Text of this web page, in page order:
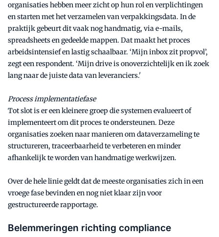
organisaties hebben meer zicht op hun rol en verplichtingen
en starten met het verzamelen van verpakkingsdata. In de
praktijk gebeurt dit vaak nog handmatig, via e-mails,
spreadsheets en gedeelde mappen. Dat maakt het proces
arbeidsintensief en lastig schaalbaar. ‘Mijn inbox zit propvol’,
zegt een respondent. ‘Mijn drive is onoverzichtelijk en ik zoek
lang naar de juiste data van leveranciers.'
Process implementatiefase
Tot slot is er een kleinere groep die systemen evalueert of
implementeert om dit proces te ondersteunen. Deze
organisaties zoeken naar manieren om dataverzameling te
structureren, traceerbaarheid te verbeteren en minder
afhankelijk te worden van handmatige werkwijzen.
Over de hele linie geldt dat de meeste organisaties zich in een
vroege fase bevinden en nog niet klaar zijn voor
gestructureerde rapportage.
Belemmeringen richting compliance